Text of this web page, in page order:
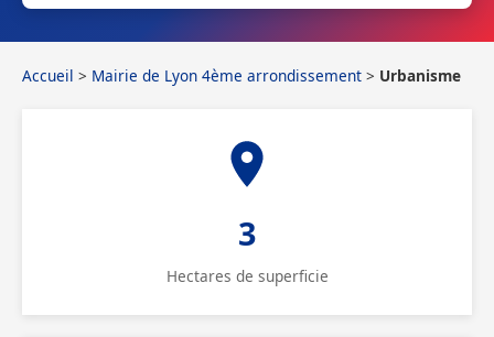
Accueil > Mairie de Lyon 4ème arrondissement > Urbanisme
3
Hectares de superficie